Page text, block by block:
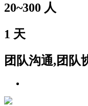
20~300 人
1 天
团队沟通,团队